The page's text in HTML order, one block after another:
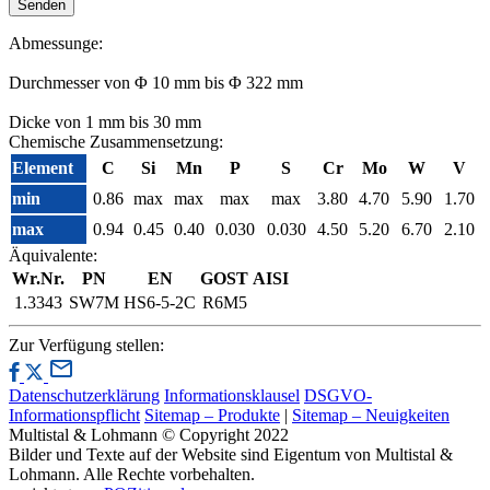
Abmessunge:
Durchmesser von Φ 10 mm bis Φ 322 mm
Dicke von 1 mm bis 30 mm
Chemische Zusammensetzung:
Element
C Si Mn P S Cr Mo W
V
min
0.86 max max max max 3.80 4.70 5.90
1.70
max
0.94 0.45 0.40 0.030 0.030 4.50 5.20 6.70
2.10
Äquivalente:
Wr.Nr.
PN EN GOST AISI
1.3343 SW7M HS6-5-2C R6M5
Zur Verfügung stellen:
Datenschutzerklärung Informationsklausel DSGVO-
Informationspflicht Sitemap – Produkte | Sitemap – Neuigkeiten
Multistal & Lohmann © Copyright 2022
Bilder und Texte auf der Website sind Eigentum von Multistal &
Lohmann. Alle Rechte vorbehalten.